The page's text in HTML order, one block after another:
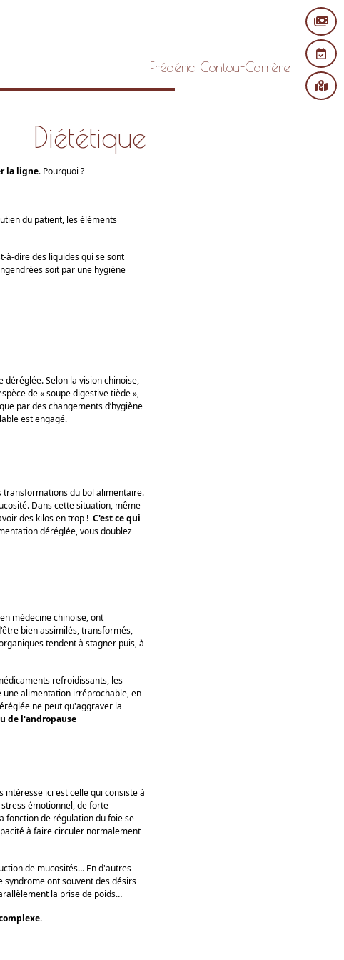
Frédéric Contou-Carrère
Diététique
la ligne. Pourquoi ?
du patient, les éléments
à-dire des liquides qui se sont
soit par une hygiène
Selon la vision chinoise,
de « soupe digestive tiède »,
par des changements d’hygiène
est engagé.
transformations du bol alimentaire.
Dans cette situation, même
des kilos en trop ! C'est ce qui
déréglée, vous doublez
médecine chinoise, ont
bien assimilés, transformés,
tendent à stagner puis, à
refroidissants, les
une alimentation irréprochable, en
ne peut qu'aggraver la
de l'andropause
intéresse ici est celle qui consiste à
émotionnel, de forte
fonction de régulation du foie se
à faire circuler normalement
de mucosités… En d'autres
syndrome ont souvent des désirs
la prise de poids…